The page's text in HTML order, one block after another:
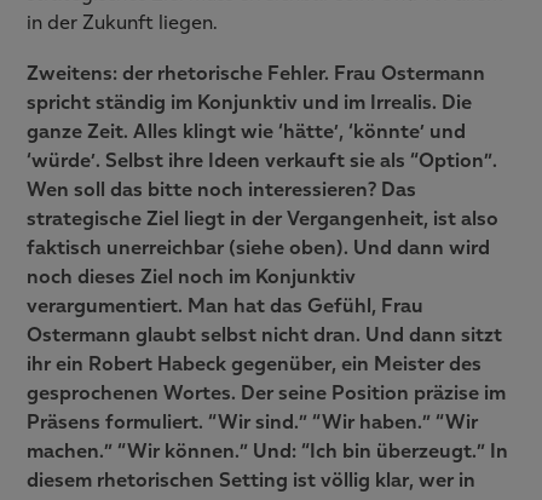
in der Zukunft liegen.
Zweitens: der rhetorische Fehler. Frau Ostermann
spricht ständig im Konjunktiv und im Irrealis. Die
ganze Zeit. Alles klingt wie ‘hätte’, ‘könnte’ und
‘würde’. Selbst ihre Ideen verkauft sie als “Option”.
Wen soll das bitte noch interessieren? Das
strategische Ziel liegt in der Vergangenheit, ist also
faktisch unerreichbar (siehe oben). Und dann wird
noch dieses Ziel noch im Konjunktiv
verargumentiert. Man hat das Gefühl, Frau
Ostermann glaubt selbst nicht dran. Und dann sitzt
ihr ein Robert Habeck gegenüber, ein Meister des
gesprochenen Wortes. Der seine Position präzise im
Präsens formuliert. “Wir sind.” “Wir haben.” “Wir
machen.” “Wir können.” Und: “Ich bin überzeugt.” In
diesem rhetorischen Setting ist völlig klar, wer in